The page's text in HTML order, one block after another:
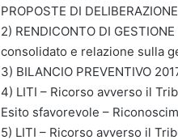
PROPOSTE DI DELIBERAZIONE
2) RENDICONTO DI
consolidato e relazione sulla
3) BILANCIO PREVENTIVO
4) LITI – Ricorso avverso il
Esito sfavorevole –
5) LITI – Ricorso avverso il